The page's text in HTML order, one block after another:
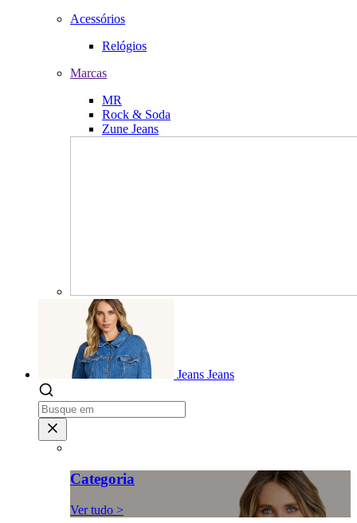
Acessórios
Relógios
Marcas
MR
Rock & Soda
Zune Jeans
Jeans Jeans
Categoria
Ver tudo >